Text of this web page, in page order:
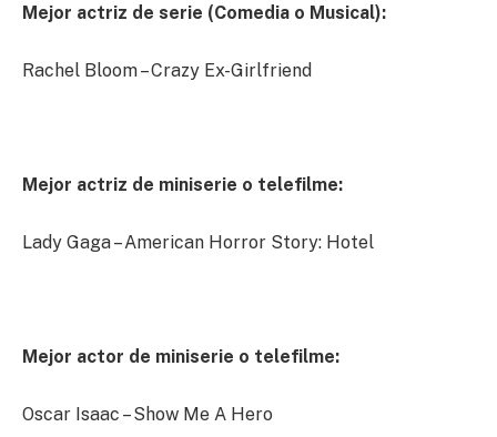
Mejor actriz de serie (Comedia o Musical):
Rachel Bloom – Crazy Ex-Girlfriend
Mejor actriz de miniserie o telefilme:
Lady Gaga – American Horror Story: Hotel
Mejor actor de miniserie o telefilme:
Oscar Isaac – Show Me A Hero